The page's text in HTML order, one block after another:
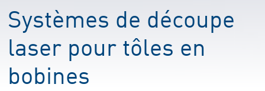
Systèmes de découpe
laser pour tôles en
bobines